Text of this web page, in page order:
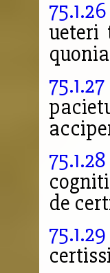
75.1.26
ueteri
75.1.27
75.1.28
de
75.1.29